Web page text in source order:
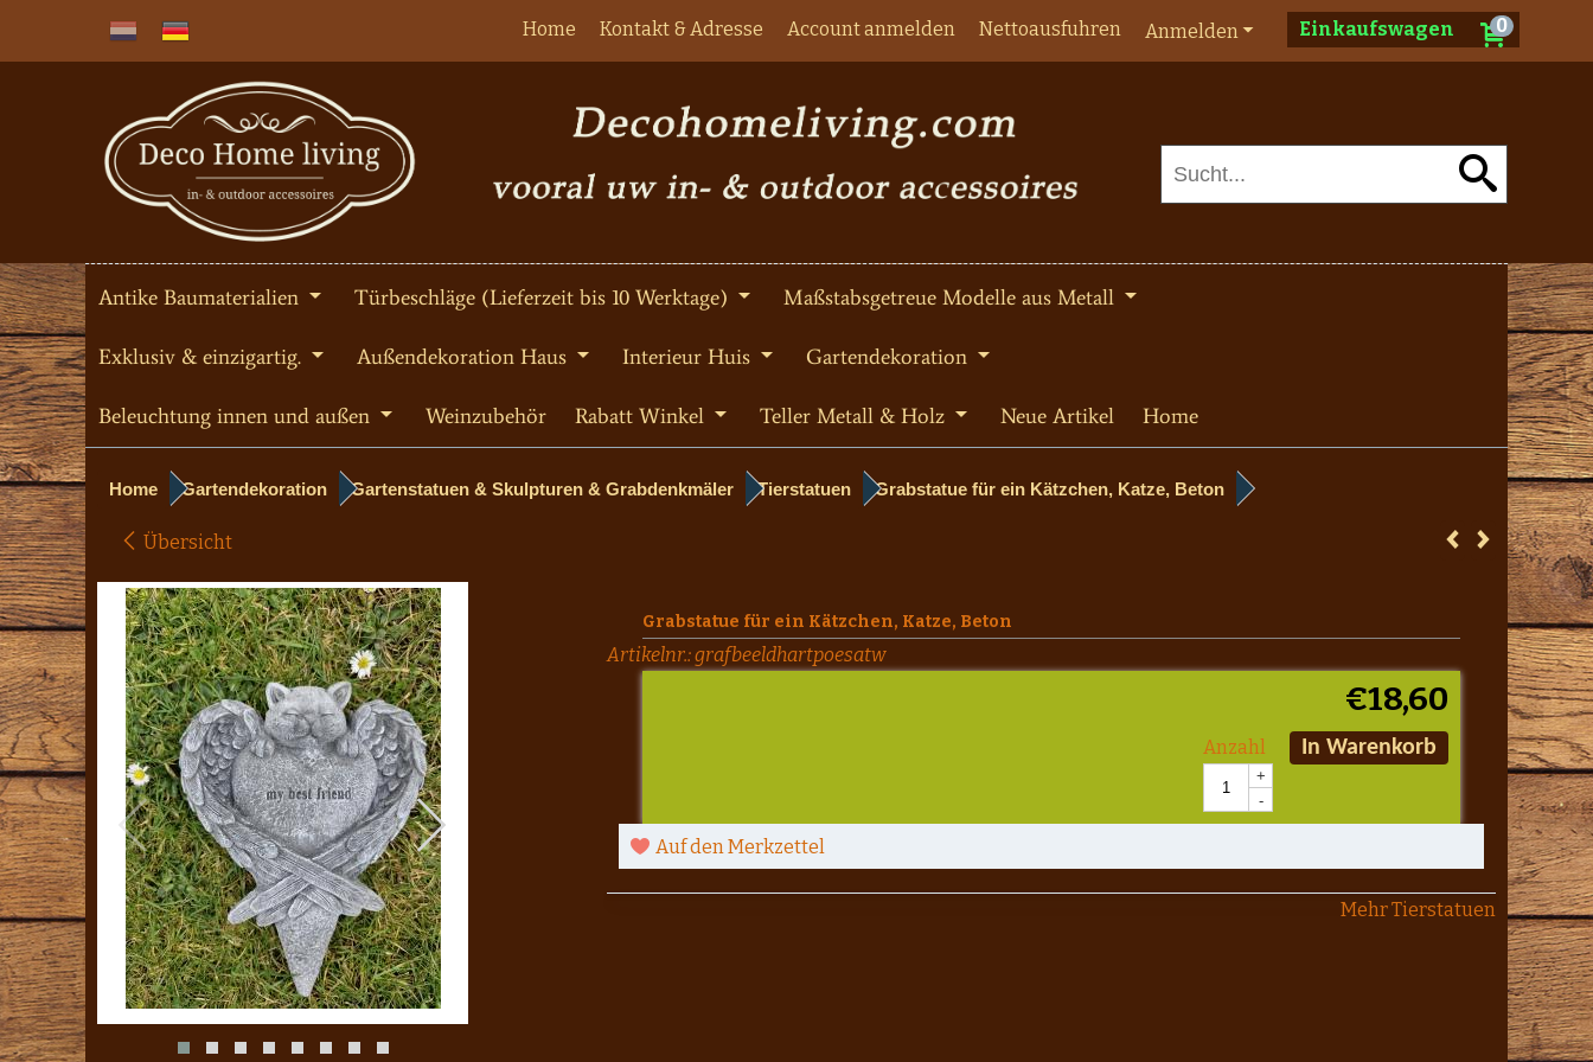
Einkaufswagen 0
Anmelden
Home Kontakt & Adresse Account anmelden Nettoausfuhren
Antike Baumaterialien Türbeschläge (Lieferzeit bis 10 Werktage) Maßstabsgetreue Modelle aus Metall
Exklusiv & einzigartig. Außendekoration Haus Interieur Huis Gartendekoration
Beleuchtung innen und außen Weinzubehör Rabatt Winkel Teller Metall & Holz Neue Artikel Home
Home Gartendekoration Gartenstatuen & Skulpturen & Grabdenkmäler Tierstatuen Grabstatue für ein Kätzchen, Katze, Beton
Übersicht
Grabstatue für ein Kätzchen, Katze, Beton
Artikelnr.:grafbeeldhartpoesatw
€18,60
Anzahl
+
-
In Warenkorb
Auf den Merkzettel
Mehr Tierstatuen